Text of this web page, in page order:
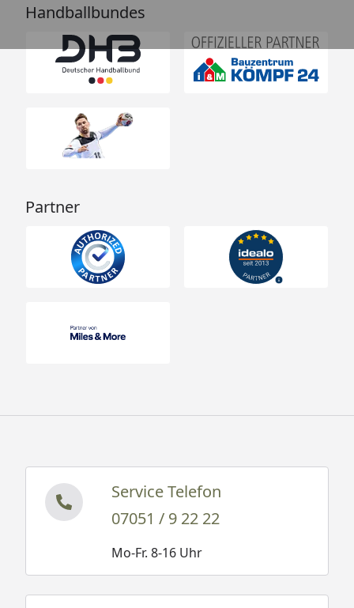
Handballbundes
Partner
Service Telefon
07051 / 9 22 22
Mo-Fr. 8-16 Uhr